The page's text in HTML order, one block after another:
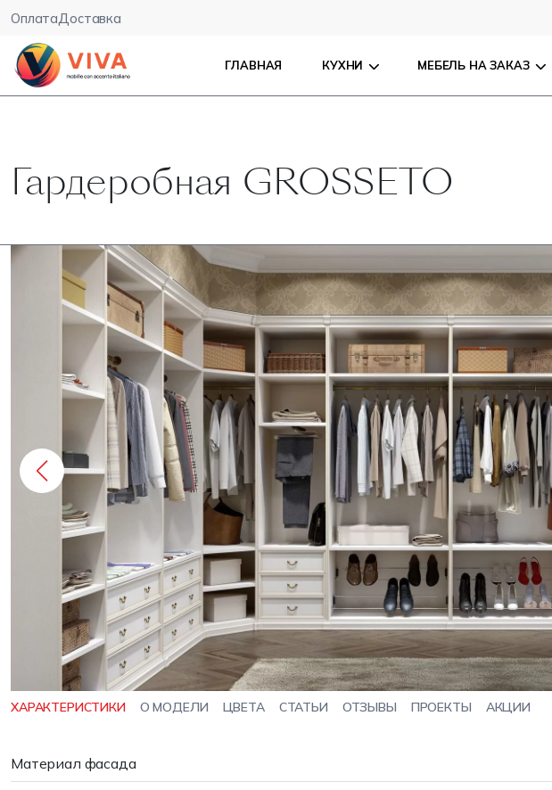
ОплатаДоставка
ГЛАВНАЯ КУХНИ МЕБЕЛЬ НА ЗАКАЗ
Гардеробная GROSSETO
ХАРАКТЕРИСТИКИ О МОДЕЛИ ЦВЕТА СТАТЬИ ОТЗЫВЫ ПРОЕКТЫ АКЦИИ
Материал фасада